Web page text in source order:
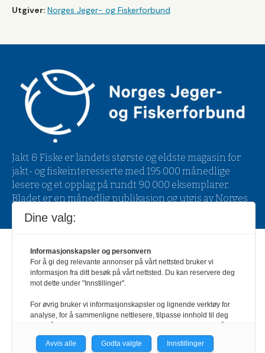
Utgiver: Norges Jeger- og Fiskerforbund
Jakt & Fiske er landets største og eldste magasin for
jakt- og fiskeinteresserte med 195 000 månedlige
lesere og et opplag på rundt 90 000 eksemplarer.
Bladet er en månedlig publikasjon og utgis av Norges
Jeger- og Fiskerforbund.
Powered by Labrador CMS
Dine valg:
Informasjonskapsler og personvern
For å gi deg relevante annonser på vårt nettsted bruker vi
informasjon fra ditt besøk på vårt nettsted. Du kan reservere deg
mot dette under "Innstillinger".
For øvrig bruker vi informasjonskapsler og lignende verktøy for
analyse, for å sammenligne nettlesere, tilpasse innhold til deg
personvernerklæring.
Avvis alle
Godta valgte Innstillinger